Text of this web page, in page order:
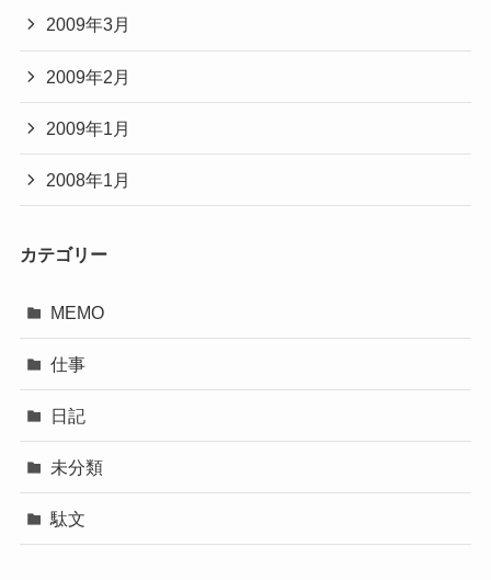
2009年3月
2009年2月
2009年1月
2008年1月
カテゴリー
MEMO
仕事
日記
未分類
駄文